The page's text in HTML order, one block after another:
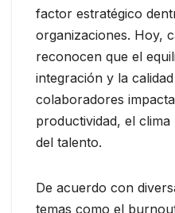
factor estratégico
organizaciones. Hoy,
reconocen que el
integración y la
colaboradores
productividad, el
del talento.
De acuerdo con
temas como el